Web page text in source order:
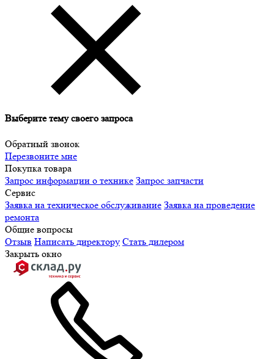
Выберите тему своего запроса
Обратный звонок
Перезвоните мне
Покупка товара
Запрос информации о технике Запрос запчасти
Сервис
Заявка на техническое обслуживание Заявка на проведение
ремонта
Общие вопросы
Отзыв Написать директору Стать дилером
Закрыть окно